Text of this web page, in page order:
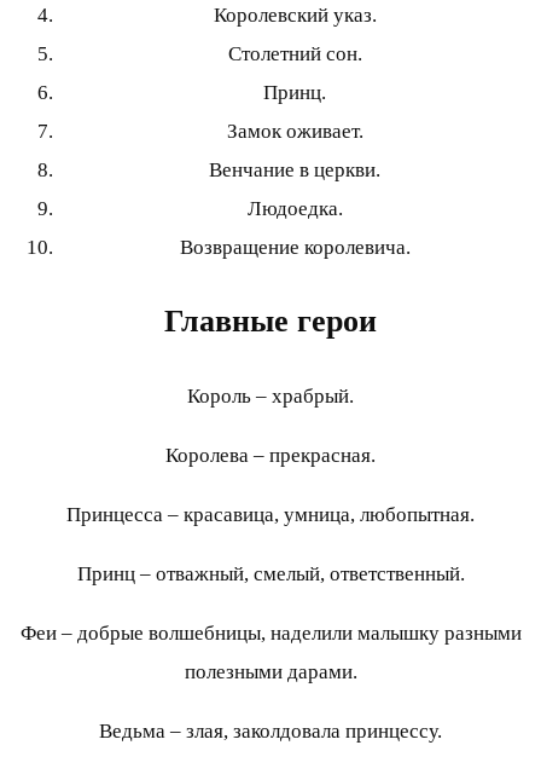
Королевский указ.
Столетний сон.
Принц.
Замок оживает.
Венчание в церкви.
Людоедка.
Возвращение королевича.
Главные герои
Король – храбрый.
Королева – прекрасная.
Принцесса – красавица, умница, любопытная.
Принц – отважный, смелый, ответственный.
Феи – добрые волшебницы, наделили малышку разными
полезными дарами.
Ведьма – злая, заколдовала принцессу.